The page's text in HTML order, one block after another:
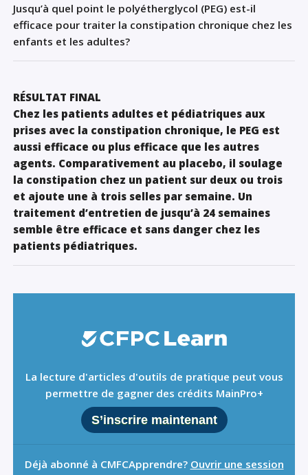
Jusqu’à quel point le polyétherglycol (PEG) est-il
efficace pour traiter la constipation chronique chez les
enfants et les adultes?
RÉSULTAT FINAL
Chez les patients adultes et pédiatriques aux
prises avec la constipation chronique, le PEG est
aussi efficace ou plus efficace que les autres
agents. Comparativement au placebo, il soulage
la constipation chez un patient sur deux ou trois
et ajoute une à trois selles par semaine. Un
traitement d’entretien de jusqu’à 24 semaines
semble être efficace et sans danger chez les
patients pédiatriques.
La lecture d'articles d'outils de pratique peut vous
permettre de gagner des crédits MainPro+
S’inscrire maintenant
Déjà abonné à CMFCApprendre? Ouvrir une session